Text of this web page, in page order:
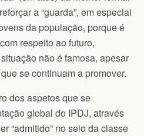
a “guarda”, em especial
da população, porque é
respeito ao futuro,
não é famosa, apesar
se continuam a promover.
dos aspetos que se
global do IPDJ, através
“admitido” no seio da classe